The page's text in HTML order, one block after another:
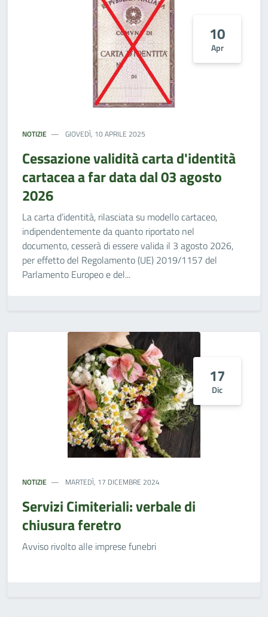
10
Apr
NOTIZIE GIOVEDÌ, 10 APRILE 2025
Cessazione validità carta d'identità
cartacea a far data dal 03 agosto
2026
La carta d’identità, rilasciata su modello cartaceo,
indipendentemente da quanto riportato nel
documento, cesserà di essere valida il 3 agosto 2026,
per effetto del Regolamento (UE) 2019/1157 del
Parlamento Europeo e del...
17
Dic
NOTIZIE MARTEDÌ, 17 DICEMBRE 2024
Servizi Cimiteriali: verbale di
chiusura feretro
Avviso rivolto alle imprese funebri